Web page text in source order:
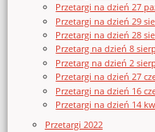
Przetargi na dzień 27
Przetargi na dzień 29
Przetargi na dzień 28
Przetarg na dzień 8
Przetarg na dzień 2
Przetargi na dzień 27
Przetargi na dzień 16
Przetargi na dzień 14
Przetargi 2022